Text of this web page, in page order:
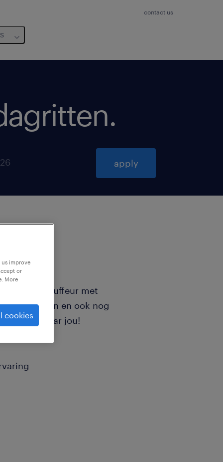
contact us
.
apply
met
bed slapen en ook nog
op zoek naar jou!
improve
or
More
cookies